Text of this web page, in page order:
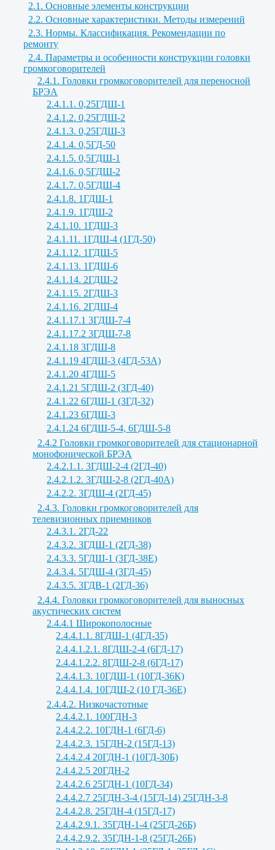
2.1. Основные элементы конструкции
2.2. Основные характеристики. Методы измерений
2.3. Нормы. Классификация. Рекомендации по
ремонту
2.4. Параметры и особенности конструкции головки
громкоговорителей
2.4.1. Головки громкоговорителей для переносной
БРЭА
2.4.1.1. 0,25ГДШ-1
2.4.1.2. 0,25ГДШ-2
2.4.1.3. 0,25ГДШ-3
2.4.1.4. 0,5ГД-50
2.4.1.5. 0,5ГДШ-1
2.4.1.6. 0,5ГДШ-2
2.4.1.7. 0,5ГДШ-4
2.4.1.8. 1ГДШ-1
2.4.1.9. 1ГДШ-2
2.4.1.10. 1ГДШ-3
2.4.1.11. 1ГДШ-4 (1ГД-50)
2.4.1.12. 1ГДШ-5
2.4.1.13. 1ГДШ-6
2.4.1.14. 2ГДШ-2
2.4.1.15. 2ГДШ-3
2.4.1.16. 2ГДШ-4
2.4.1.17.1 3ГДШ-7-4
2.4.1.17.2 3ГДШ-7-8
2.4.1.18 3ГДШ-8
2.4.1.19 4ГДШ-3 (4ГД-53А)
2.4.1.20 4ГДШ-5
2.4.1.21 5ГДШ-2 (3ГД-40)
2.4.1.22 6ГДШ-1 (3ГД-32)
2.4.1.23 6ГДШ-3
2.4.1.24 6ГДШ-5-4, 6ГДШ-5-8
2.4.2 Головки громкоговорителей для стационарной
монофонической БРЭА
2.4.2.1.1. 3ГДШ-2-4 (2ГД-40)
2.4.2.1.2. 3ГДШ-2-8 (2ГД-40А)
2.4.2.2. 3ГДШ-4 (2ГД-45)
2.4.3. Головки громкоговорителей для
телевизионных приемников
2.4.3.1. 2ГД-22
2.4.3.2. 3ГДШ-1 (2ГД-38)
2.4.3.3. 5ГДШ-1 (3ГД-38Е)
2.4.3.4. 5ГДШ-4 (3ГД-45)
2.4.3.5. 3ГДВ-1 (2ГД-36)
2.4.4. Головки громкоговорителей для выносных
акустических систем
2.4.4.1 Широкополосные
2.4.4.1.1. 8ГДШ-1 (4ГД-35)
2.4.4.1.2.1. 8ГДШ-2-4 (6ГД-17)
2.4.4.1.2.2. 8ГДШ-2-8 (6ГД-17)
2.4.4.1.3. 10ГДШ-1 (10ГД-36К)
2.4.4.1.4. 10ГДШ-2 (10 ГД-36Е)
2.4.4.2. Низкочастотные
2.4.4.2.1. 100ГДН-3
2.4.4.2.2. 10ГДН-1 (6ГД-6)
2.4.4.2.3. 15ГДН-2 (15ГД-13)
2.4.4.2.4 20ГДН-1 (10ГД-30Б)
2.4.4.2.5 20ГДН-2
2.4.4.2.6 25ГДН-1 (10ГД-34)
2.4.4.2.7 25ГДН-3-4 (15ГД-14) 25ГДН-3-8
2.4.4.2.8. 25ГДН-4 (15ГД-17)
2.4.4.2.9.1. 35ГДН-1-4 (25ГД-26Б)
2.4.4.2.9.2. 35ГДН-1-8 (25ГД-26Б)